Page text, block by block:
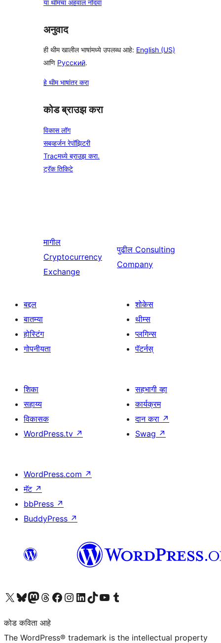
या थीमचा अहवाल नोंदवा
अनुवाद
ही थीम खालील भाषांमध्ये उपलब्ध आहे: English (US)
आणि Русский.
हे थीम भाषांतर करा
कोड ब्राउझ करा
विकास लॉग
सबव्हर्जन रेपॉझिटरी
Tracमध्ये ब्राउझ करा.
ट्रॅक तिकिटे
मागील
Cryptocurrency
Exchange
पुढील Consulting
Company
बद्दल
बातम्या
होस्टिंग
गोपनीयता
शोकेस
थीम्स
प्लगिन्स
पॅटर्नस्
शिका
सहाय्य
विकासक
WordPress.tv ↗
सहभागी व्हा
कार्यक्रम
दान करा ↗
Swag ↗
WordPress.com ↗
मॅट ↗
bbPress ↗
BuddyPress ↗
आमच्या X (एक्स) (पूर्वीचे ट्विटर) खात्याला भेट द्या आमच्या ब्लूस्की खात्याला भेट द्या.आमच्या Mastodon खात्याला भेट द्या.आमच्या थ्रेड्स खात्याला भेट द्या. आमच्या फेसबुक पेजला भेट द्या आमच्या इंस्टाग्राम खात्याला भेट द्या आमच्या लिंक्डइन खात्याला भेट द्या आमच्या टिकटॉक अकाउंटला भेट द्या.आमच्या यूट्यूब चॅनेलला भेट द्या आमच्या टंबलर खात्याला भेट द्या.
कोड कविता आहे
The WordPress® trademark is the intellectual property